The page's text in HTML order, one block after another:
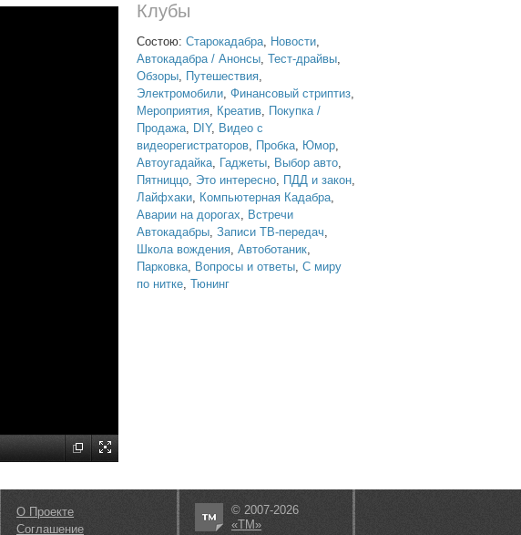
Клубы
Состою: Старокадабра, Новости,
Автокадабра / Анонсы, Тест-драйвы,
Обзоры, Путешествия,
Электромобили, Финансовый стриптиз,
Мероприятия, Креатив, Покупка /
Продажа, DIY, Видео с
видеорегистраторов, Пробка, Юмор,
Автоугадайка, Гаджеты, Выбор авто,
Пятниццо, Это интересно, ПДД и закон,
Лайфхаки, Компьютерная Кадабра,
Аварии на дорогах, Встречи
Автокадабры, Записи ТВ-передач,
Школа вождения, Автоботаник,
Парковка, Вопросы и ответы, С миру
по нитке, Тюнинг
О Проекте
Соглашение
© 2007-2026
«ТМ»